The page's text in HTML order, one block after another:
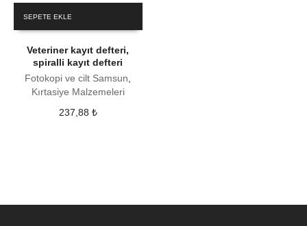
SEPETE EKLE
Veteriner kayıt defteri,
spiralli kayıt defteri
Fotokopi ve cilt Samsun
Kırtasiye Malzemeleri
237,88 ₺